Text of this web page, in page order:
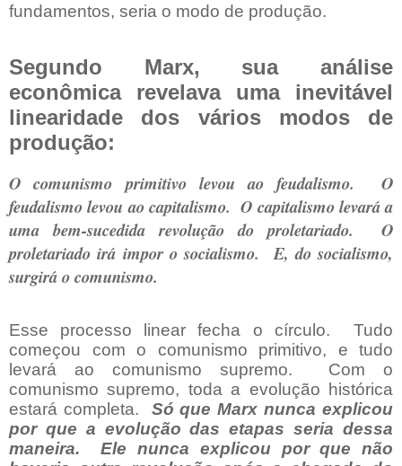
fundamentos, seria o modo de produção.
Segundo Marx, sua análise
econômica revelava uma inevitável
linearidade dos vários modos de
produção:
O comunismo primitivo levou ao feudalismo.
O
feudalismo levou ao capitalismo. O capitalismo levará a
uma bem-sucedida revolução do proletariado.
O
proletariado irá impor o socialismo.
E, do socialismo,
surgirá o comunismo.
Esse processo linear fecha o círculo.
Tudo
começou com o comunismo primitivo, e tudo
levará ao comunismo supremo.
Com o
comunismo supremo, toda a evolução histórica
estará completa.
Só que Marx nunca explicou
por que a evolução das etapas seria dessa
maneira.
Ele nunca explicou por que não